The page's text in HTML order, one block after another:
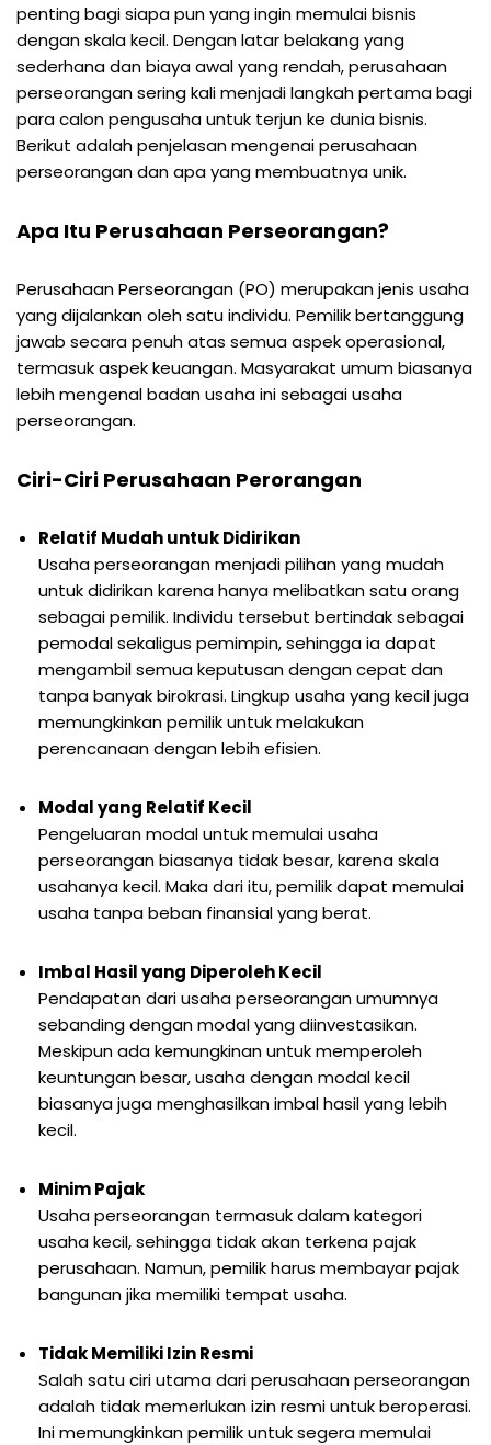
penting bagi siapa pun yang ingin memulai bisnis
dengan skala kecil. Dengan latar belakang yang
sederhana dan biaya awal yang rendah, perusahaan
perseorangan sering kali menjadi langkah pertama bagi
para calon pengusaha untuk terjun ke dunia bisnis.
Berikut adalah penjelasan mengenai perusahaan
perseorangan dan apa yang membuatnya unik.
Apa Itu Perusahaan Perseorangan?
Perusahaan Perseorangan (PO) merupakan jenis usaha
yang dijalankan oleh satu individu. Pemilik bertanggung
jawab secara penuh atas semua aspek operasional,
termasuk aspek keuangan. Masyarakat umum biasanya
lebih mengenal badan usaha ini sebagai usaha
perseorangan.
Ciri-Ciri Perusahaan Perorangan
Relatif Mudah untuk Didirikan
Usaha perseorangan menjadi pilihan yang mudah
untuk didirikan karena hanya melibatkan satu orang
sebagai pemilik. Individu tersebut bertindak sebagai
pemodal sekaligus pemimpin, sehingga ia dapat
mengambil semua keputusan dengan cepat dan
tanpa banyak birokrasi. Lingkup usaha yang kecil juga
memungkinkan pemilik untuk melakukan
perencanaan dengan lebih efisien.
Modal yang Relatif Kecil
Pengeluaran modal untuk memulai usaha
perseorangan biasanya tidak besar, karena skala
usahanya kecil. Maka dari itu, pemilik dapat memulai
usaha tanpa beban finansial yang berat.
Imbal Hasil yang Diperoleh Kecil
Pendapatan dari usaha perseorangan umumnya
sebanding dengan modal yang diinvestasikan.
Meskipun ada kemungkinan untuk memperoleh
keuntungan besar, usaha dengan modal kecil
biasanya juga menghasilkan imbal hasil yang lebih
kecil.
Minim Pajak
Usaha perseorangan termasuk dalam kategori
usaha kecil, sehingga tidak akan terkena pajak
perusahaan. Namun, pemilik harus membayar pajak
bangunan jika memiliki tempat usaha.
Tidak Memiliki Izin Resmi
Salah satu ciri utama dari perusahaan perseorangan
adalah tidak memerlukan izin resmi untuk beroperasi.
Ini memungkinkan pemilik untuk segera memulai